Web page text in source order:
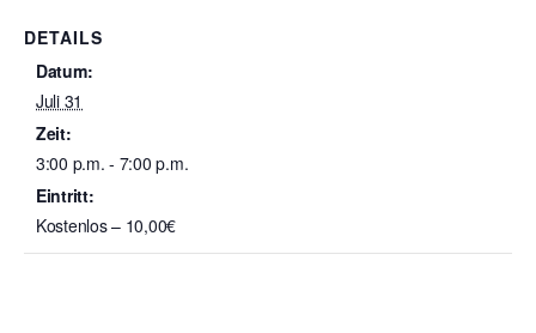
DETAILS
Datum:
Juli 31
Zeit:
3:00 p.m. - 7:00 p.m.
Eintritt:
Kostenlos – 10,00€